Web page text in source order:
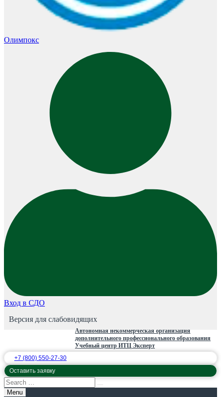
Олимпокс
Вход в СДО
Версия для слабовидящих
Автономная некоммерческая организация
дополнительного профессионального образования
Учебный центр ИТЦ Эксперт
+7 (800) 550-27-30
Оставить заявку
Menu